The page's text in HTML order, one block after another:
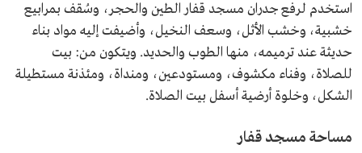
استخدم لرفع جدران مسجد قفار الطين والحجر، وسُقف بمرابيع
خشبية، وخشب الأثل، وسعف النخيل، وأضيفت إليه مواد بناء
حديثة عند ترميمه، منها الطوب والحديد. ويتكون من: بيت
للصلاة، وفناء مكشوف، ومستودعين، ومنداة، ومئذنة مستطيلة
الشكل، وخلوة أرضية أسفل بيت الصلاة.
مساحة مسجد قفار